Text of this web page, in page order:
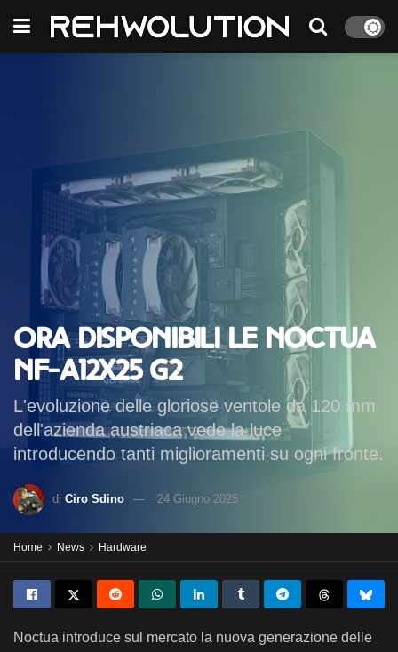
Ora disponibili le Noctua
NF-A12x25 G2
L'evoluzione delle gloriose ventole da 120 mm
dell'azienda austriaca vede la luce
introducendo tanti miglioramenti su ogni fronte.
di Ciro Sdino 24 Giugno 2025
Home News Hardware
Noctua introduce sul mercato la nuova generazione delle